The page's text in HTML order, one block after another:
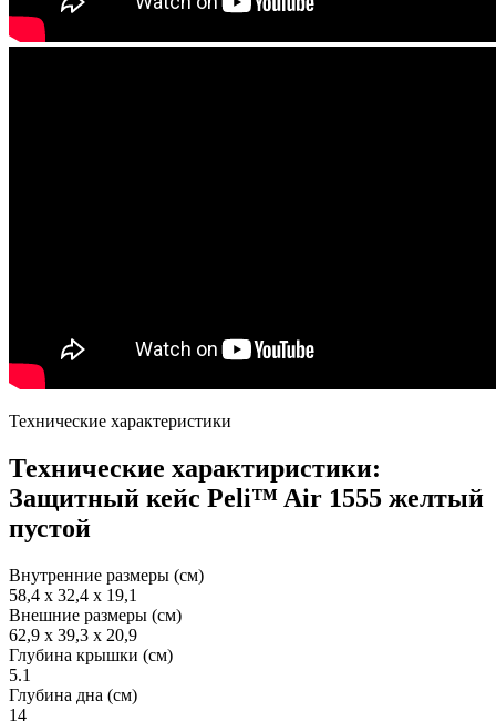
Технические характеристики
Технические характиристики:
Защитный кейс Peli™ Air 1555 желтый
пустой
Внутренние размеры (см)
58,4 x 32,4 x 19,1
Внешние размеры (см)
62,9 x 39,3 x 20,9
Глубина крышки (см)
5.1
Глубина дна (см)
14